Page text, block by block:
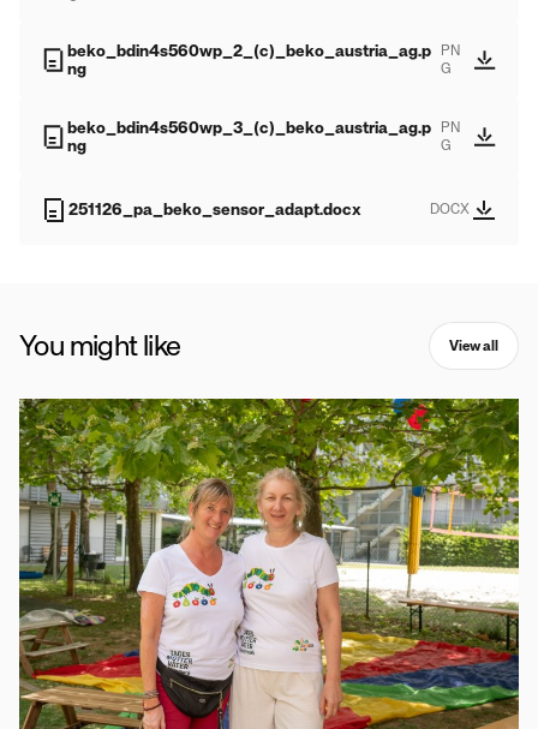
beko_bdin4s560wp_2_(c)_beko_austria_ag.p
ng
PN
G
beko_bdin4s560wp_3_(c)_beko_austria_ag.p
ng
PN
G
251126_pa_beko_sensor_adapt.docx DOCX
You might like View all